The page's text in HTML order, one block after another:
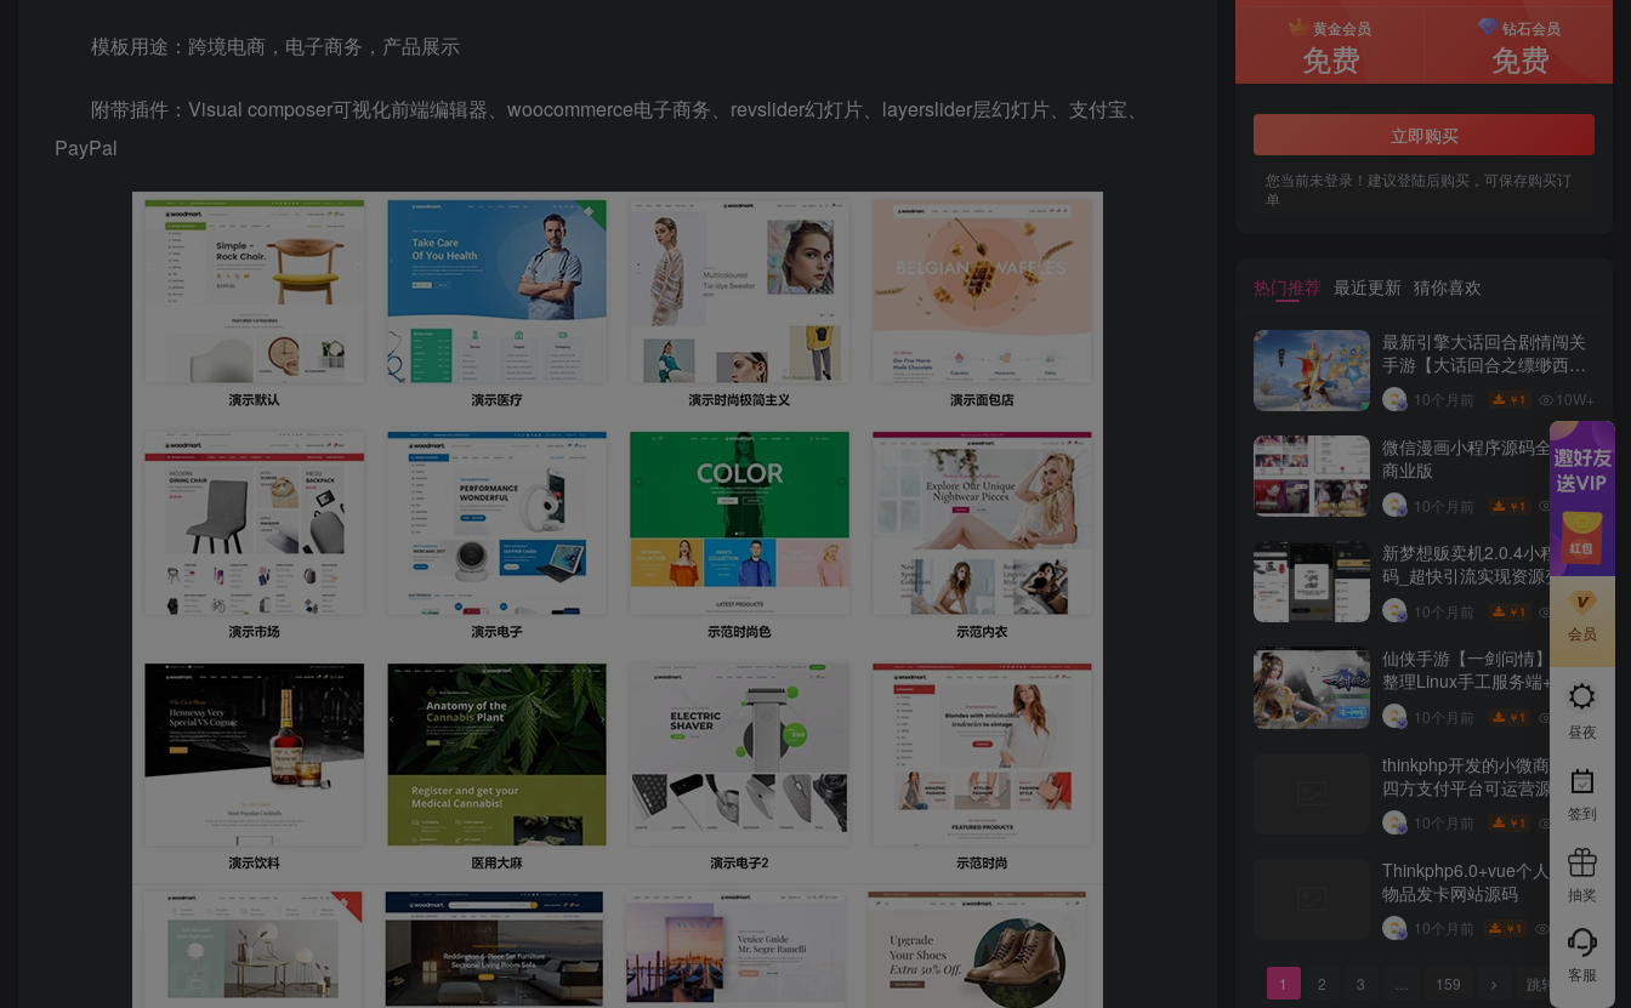
模板用途：跨境电商，电子商务，产品展示
附带插件：Visual composer可视化前端编辑器、woocommerce电子商务、revslider幻灯片、layerslider层幻灯片、支付宝、
PayPal
黄金会员
免费
钻石会员
免费
立即购买
您当前未登录！建议登陆后购买，可保存购买订
单
热门推荐 最近更新 猜你喜欢
最新引擎大话回合剧情闯关
手游【大话回合之缥缈西游
内丹版小熊修复版第二季】
GM总运营管理后台安卓苹
10个月前 ￥ 1 10W+
微信漫画小程序源码全开源
商业版
10个月前 ￥ 1
新梦想贩卖机2.0.4小程序源
码_超快引流实现资源变现
10个月前 ￥ 1 10W+
仙侠手游【一剑问情】最新
整理Linux手工服务端+GM
后台+本地注册验证+双端
10个月前 ￥ 1 10W+
thinkphp开发的小微商户第
四方支付平台可运营源码
10个月前 ￥ 1 10W+
Thinkphp6.0+vue个人虚拟
物品发卡网站源码
10个月前 ￥ 1 9.9W+
1 2 3 159 跳转
会员
昼夜
签到
抽奖
客服